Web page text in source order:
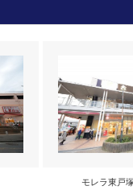
モレラ東戸